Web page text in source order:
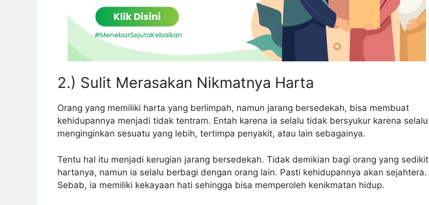
2.) Sulit Merasakan Nikmatnya Harta
Orang yang memiliki harta yang berlimpah, namun jarang bersedekah, bisa membuat
kehidupannya menjadi tidak tentram. Entah karena ia selalu tidak bersyukur karena selalu
menginginkan sesuatu yang lebih, tertimpa penyakit, atau lain sebagainya.
Tentu hal itu menjadi kerugian jarang bersedekah. Tidak demikian bagi orang yang sedikit
hartanya, namun ia selalu berbagi dengan orang lain. Pasti kehidupannya akan sejahtera.
Sebab, ia memiliki kekayaan hati sehingga bisa memperoleh kenikmatan hidup.